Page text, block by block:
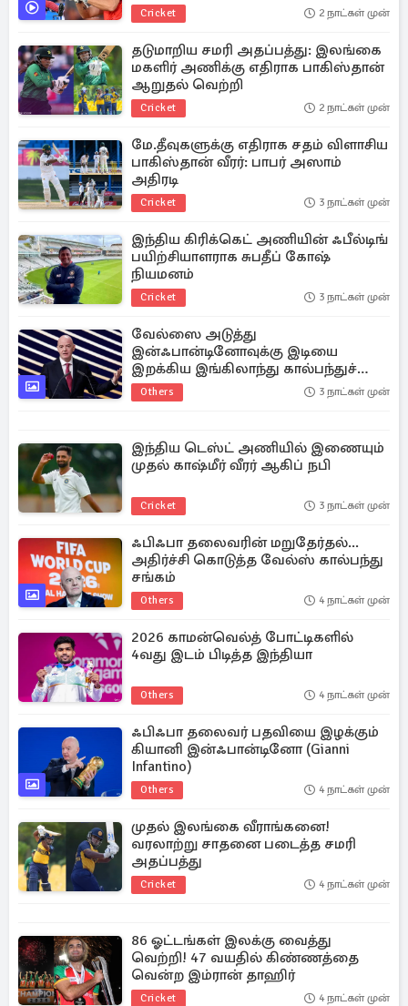
Cricket 2 நாட்கள் முன்
தடுமாறிய சமரி அதப்பத்து: இலங்கை
மகளிர் அணிக்கு எதிராக பாகிஸ்தான்
ஆறுதல் வெற்றி
Cricket 2 நாட்கள் முன்
மே.தீவுகளுக்கு எதிராக சதம் விளாசிய
பாகிஸ்தான் வீரர்: பாபர் அஸாம்
அதிரடி
Cricket 3 நாட்கள் முன்
இந்திய கிரிக்கெட் அணியின் ஃபீல்டிங்
பயிற்சியாளராக சுபதீப் கோஷ்
நியமனம்
Cricket 3 நாட்கள் முன்
வேல்ஸை அடுத்து
இன்ஃபான்டினோவுக்கு இடியை
இறக்கிய இங்கிலாந்து கால்பந்துச்
சங்கம்
Others 3 நாட்கள் முன்
இந்திய டெஸ்ட் அணியில் இணையும்
முதல் காஷ்மீர் வீரர் ஆகிப் நபி
Cricket 3 நாட்கள் முன்
ஃபிஃபா தலைவரின் மறுதேர்தல்...
அதிர்ச்சி கொடுத்த வேல்ஸ் கால்பந்து
சங்கம்
Others 4 நாட்கள் முன்
2026 காமன்வெல்த் போட்டிகளில்
4வது இடம் பிடித்த இந்தியா
Others 4 நாட்கள் முன்
ஃபிஃபா தலைவர் பதவியை இழக்கும்
கியானி இன்ஃபான்டினோ (Gianni
Infantino)
Others 4 நாட்கள் முன்
முதல் இலங்கை வீராங்கனை!
வரலாற்று சாதனை படைத்த சமரி
அதப்பத்து
Cricket 4 நாட்கள் முன்
86 ஓட்டங்கள் இலக்கு வைத்து
வெற்றி! 47 வயதில் கிண்ணத்தை
வென்ற இம்ரான் தாஹிர்
Cricket 4 நாட்கள் முன்